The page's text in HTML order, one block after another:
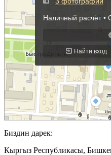
Биздин дарек:
Кыргыз Республикасы,